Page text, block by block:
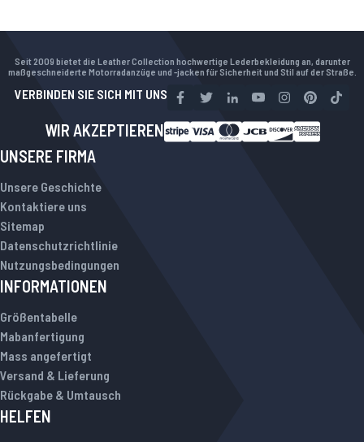
Seit 2009 bietet die Leather Collection hochwertige Lederbekleidung an, darunter
maßgeschneiderte Motorradanzüge und -jacken für Sicherheit und Stil auf der Straße.
VERBINDEN SIE SICH MIT UNS
WIR AKZEPTIEREN
UNSERE FIRMA
Unsere Geschichte
Kontaktiere uns
Sitemap
Datenschutzrichtlinie
Nutzungsbedingungen
INFORMATIONEN
Größentabelle
Mabanfertigung
Mass angefertigt
Versand & Lieferung
Rückgabe & Umtausch
HELFEN